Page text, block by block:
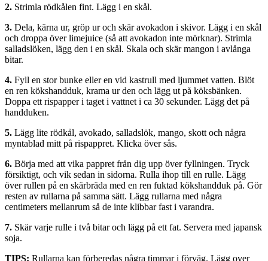
2. Strimla rödkålen fint. Lägg i en skål.
3. Dela, kärna ur, gröp ur och skär avokadon i skivor. Lägg i en skål
och droppa över limejuice (så att avokadon inte mörknar). Strimla
salladslöken, lägg den i en skål. Skala och skär mangon i avlånga
bitar.
4. Fyll en stor bunke eller en vid kastrull med ljummet vatten. Blöt
en ren kökshandduk, krama ur den och lägg ut på köksbänken.
Doppa ett rispapper i taget i vattnet i ca 30 sekunder. Lägg det på
handduken.
5. Lägg lite rödkål, avokado, salladslök, mango, skott och några
myntablad mitt på rispappret. Klicka över sås.
6. Börja med att vika pappret från dig upp över fyllningen. Tryck
försiktigt, och vik sedan in sidorna. Rulla ihop till en rulle. Lägg
över rullen på en skärbräda med en ren fuktad kökshandduk på. Gör
resten av rullarna på samma sätt. Lägg rullarna med några
centimeters mellanrum så de inte klibbar fast i varandra.
7. Skär varje rulle i två bitar och lägg på ett fat. Servera med japansk
soja.
TIPS: Rullarna kan förberedas några timmar i förväg. Lägg over